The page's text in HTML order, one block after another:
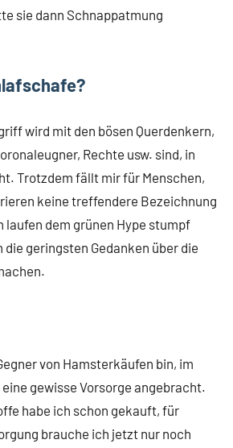
sie dann Schnappatmung
wird mit den bösen Querdenkern,
Rechte usw. sind, in
Trotzdem fällt mir für Menschen,
keine treffendere Bezeichnung
laufen dem grünen Hype stumpf
die geringsten Gedanken über die
von Hamsterkäufen bin, im
gewisse Vorsorge angebracht.
habe ich schon gekauft, für
brauche ich jetzt nur noch